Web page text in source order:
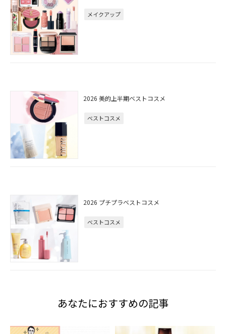
メイクアップ
2026 美的上半期ベストコスメ
ベストコスメ
2026 プチプラベストコスメ
ベストコスメ
あなたにおすすめの記事